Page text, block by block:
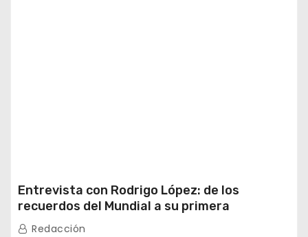
Entrevista con Rodrigo López: de los
recuerdos del Mundial a su primera
experiencia en China
Redacción